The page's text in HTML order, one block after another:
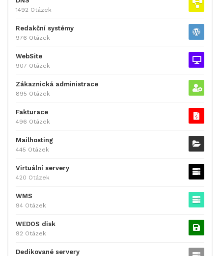
1492 Otázek
Redakční systémy
976 Otázek
WebSite
907 Otázek
Zákaznická administrace
895 Otázek
Fakturace
496 Otázek
Mailhosting
445 Otázek
Virtuální servery
420 Otázek
WMS
94 Otázek
WEDOS disk
92 Otázek
Dedikované servery